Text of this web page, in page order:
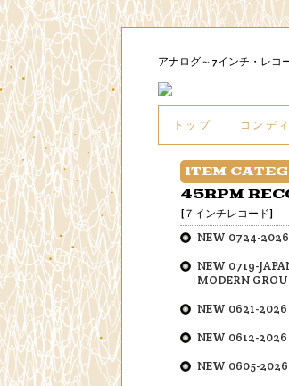
アナログ～7インチ・レコ
トップ コンデ
ITEM
45RPM
[７インチレコード]
NEW 0724-2026
NEW 0719-
MODERN
NEW 0621-2026
NEW 0612-2026
NEW 0605-2026